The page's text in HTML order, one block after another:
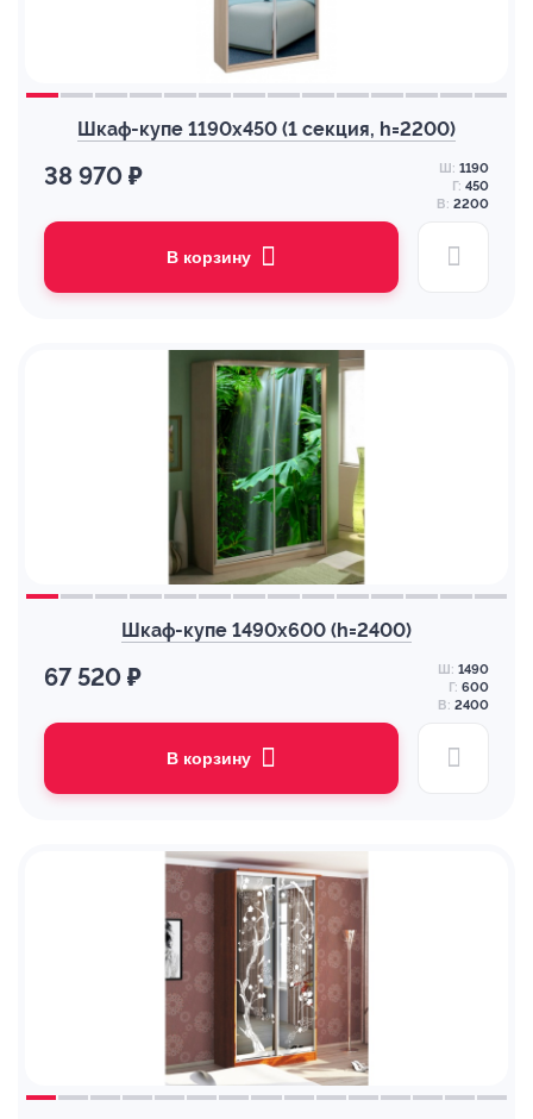
Шкаф-купе 1190х450 (1 секция, h=2200)
38 970 ₽ Ш: 1190
Г: 450
В: 2200
В корзину
Шкаф-купе 1490х600 (h=2400)
67 520 ₽ Ш: 1490
Г: 600
В: 2400
В корзину